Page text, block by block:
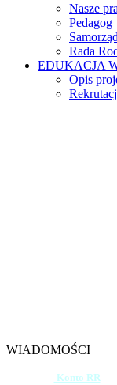
Nasze
Pedagog
Rada
EDUKACJA
Opis
WIADOMOŚCI
Konto RR